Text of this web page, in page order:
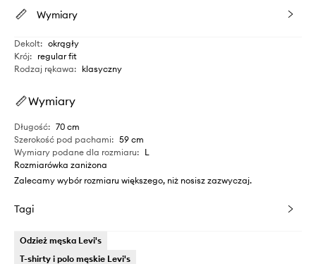
Wymiary
Dekolt: okrągły
Krój: regular fit
Rodzaj rękawa: klasyczny
Wymiary
Długość: 70 cm
Szerokość pod pachami: 59 cm
Wymiary podane dla rozmiaru: L
Rozmiarówka zaniżona
Zalecamy wybór rozmiaru większego, niż nosisz zazwyczaj.
Tagi
Odzież męska Levi's
T-shirty i polo męskie Levi's